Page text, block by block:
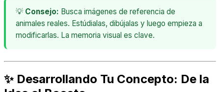
💡 Consejo: Busca imágenes de referencia de
animales reales. Estúdialas, dibújalas y luego empieza a
modificarlas. La memoria visual es clave.
✨ Desarrollando Tu Concepto: De la